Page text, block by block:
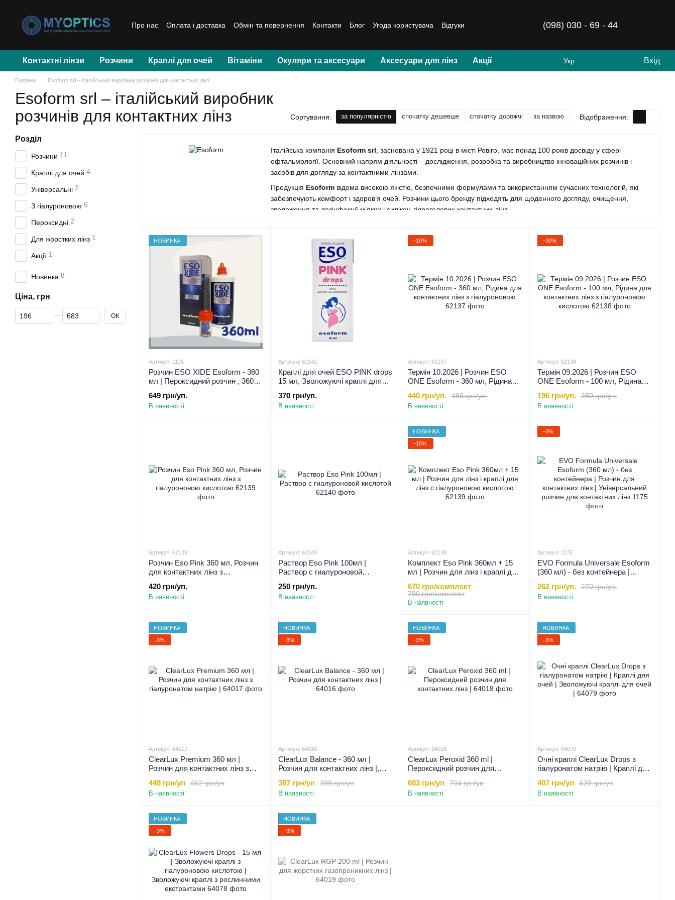
Про нас Оплата і доставка Обмін та повернення Контакти Блог Угода користувача Відгуки (098) 030 - 69 - 44
Контактні лінзи Розчини Краплі для очей Вітаміни Окуляри та аксесуари Аксесуари для лінз Акції Укр Вхід
Головна Esoform srl – італійський виробник розчинів для контактних лінз
Esoform srl – італійський виробник
розчинів для контактних лінз
Сортування: за популярністю спочатку дешевше спочатку дорожчі за назвою Відображення:
Італійська компанія Esoform srl , заснована у 1921 році в місті Ровіго, має понад 100 років досвіду у сфері
офтальмології. Основний напрям діяльності – дослідження, розробка та виробництво інноваційних розчинів і
засобів для догляду за контактними лінзами.
Продукція Esoform відома високою якістю, безпечними формулами та використанням сучасних технологій, які
забезпечують комфорт і здоров’я очей. Розчини цього бренду підходять для щоденного догляду, очищення,
зволоження та дезінфекції м’яких і силікон-гідрогелевих контактних лінз.
понад 100 років досвіду у виробництві офтальмологічних засобів;
італійська якість та міжнародні стандарти безпеки;
інноваційні технології у виробництві розчинів для лінз;
продукти для чутливих очей та щоденного комфорту;
довіра користувачів у багатьох країнах світу.
Esoform, ви отримуєте надійний догляд за лінзами та впевненість у здоров’ї своїх очей.
НОВИНКА
Артикул: 1125
Розчин ESO XIDE Esoform - 360
мл | Пероксидний розчин , 360
649 грн/уп.
В наявності
Артикул: 62142
Краплі для очей ESO PINK drops
15 мл, Зволожуючі краплі для
370 грн/уп.
В наявності
−10%
Артикул: 62137
Термін 10.2026 | Розчин ESO
ONE Esoform - 360 мл, Рідина
гіалуроновою, 360 мл
489 грн/уп.
440 грн/уп.
В наявності
−30%
Артикул: 62138
Термін 09.2026 | Розчин ESO
ONE Esoform - 100 мл, Рідина
гіалуроновою кислотою, 100 мл
280 грн/уп.
196 грн/уп.
В наявності
Артикул: 62139
Розчин Eso Pink 360 мл, Розчин
для контактних лінз з
420 грн/уп.
В наявності
Артикул: 62140
Раствор Eso Pink 100мл |
Раствор с гиалуроновой
250 грн/уп.
В наявності
НОВИНКА
−15%
Артикул: 62139
Комплект Eso Pink 360мл + 15
мл | Розчин для лінз і краплі для
360 мл
790 грн/комплект
670 грн/комплект
В наявності
−3%
Артикул: 1175
EVO Formula Universale Esoform
(360 мл) - без контейнера |
Універсальний розчин для
контактних лінз, 360 мл
270 грн/уп.
262 грн/уп.
В наявності
НОВИНКА
−3%
Артикул: 64017
ClearLux Premium 360 мл |
Розчин для контактних лінз з
462 грн/уп
448 грн/уп
В наявності
НОВИНКА
−3%
Артикул: 64016
ClearLux Balance - 360 мл |
Розчин для контактних лінз |,
399 грн/уп
387 грн/уп
В наявності
НОВИНКА
−3%
Артикул: 64018
ClearLux Peroxid 360 ml |
Пероксидний розчин для
704 грн/уп
683 грн/уп
В наявності
НОВИНКА
−3%
Артикул: 64079
Очні краплі ClearLux Drops з
гіалуронатом натрію | Краплі для
очей |
420 грн/уп
407 грн/уп
В наявності
НОВИНКА
−3%
НОВИНКА
−3%
Розділ
Розчини 11
Краплі для очей 4
Універсальні 2
З гіалуроновою 6
Пероксидні 2
Для жорстких лінз 1
Акції 1
Новинка 8
Ціна, грн
Від Ціна, грн
До Ціна, грн ОК